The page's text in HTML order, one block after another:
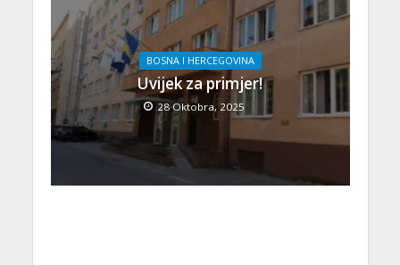
BOSNA I HERCEGOVINA
Uvijek za primjer!
28 Oktobra, 2025